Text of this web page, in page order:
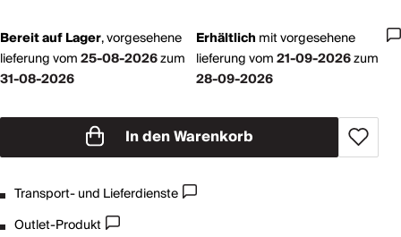
Bereit auf Lager,vorgesehene
lieferung vom25-08-2026zum
31-08-2026
Erhältlich mitvorgesehene
lieferung vom21-09-2026zum
28-09-2026
In den Warenkorb
Transport- und Lieferdienste
Outlet-Produkt